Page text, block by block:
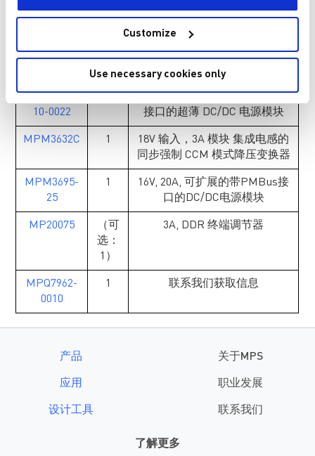
Customize
Use necessary cookies only
MPM3695-
1
16V，100A可扩展DC/DC电源模
MPM3650 3
1.2MHz 同步频率 2.75 - 17V, 6A
超薄电源模块
10-0022
接口的超薄 DC/DC 电源模块
MPM3632C 1
18V 输入，3A 模块 集成电感的
同步强制 CCM 模式降压变换器
MPM3695-
25
1
16V, 20A, 可扩展的带PMBus接
口的DC/DC电源模块
MP20075
（可
选：
1）
3A, DDR 终端调节器
MPQ7962-
0010
1 联系我们获取信息
产品
应用
设计工具
关于MPS
职业发展
联系我们
了解更多